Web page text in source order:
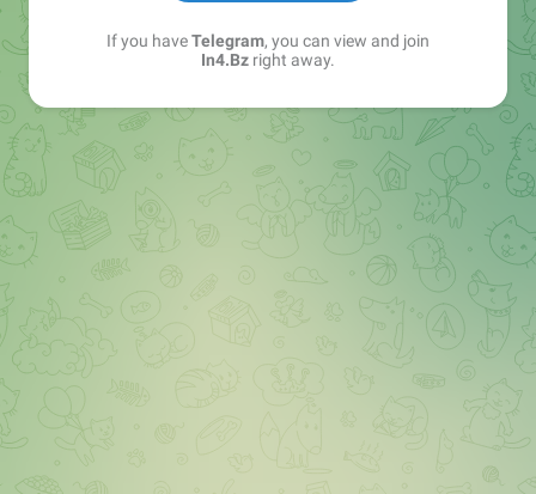
➖ twitter.com/bz_in4
➖ https://t.me/in4news
If you haveTelegram, you can view and join
In4.Bz right away.